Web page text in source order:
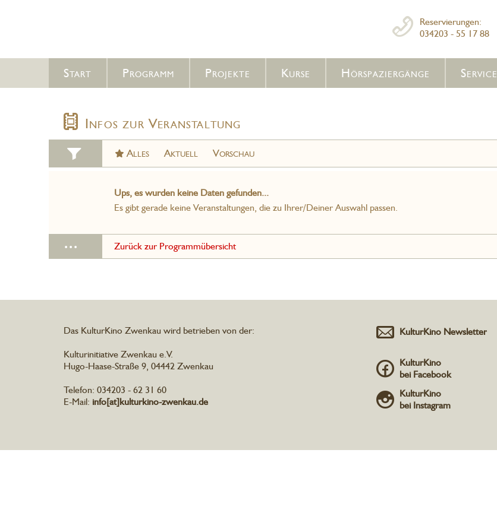
Reservierungen:
034203 - 55 17 88
Start Programm Projekte Kurse Hörspaziergänge Service
Infos zur Veranstaltung
Alles Aktuell Vorschau
Ups, es wurden keine Daten gefunden...
Es gibt gerade keine Veranstaltungen, die zu Ihrer/Deiner Auswahl passen.
... Zurück zur Programmübersicht
Das KulturKino Zwenkau wird betrieben von der:
Kulturinitiative Zwenkau e.V.
Hugo-Haase-Straße 9, 04442 Zwenkau
Telefon: 034203 - 62 31 60
E-Mail: info[at]kulturkino-zwenkau.de
KulturKino Newsletter
KulturKino
bei Facebook
KulturKino
bei Instagram